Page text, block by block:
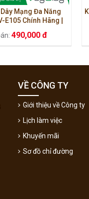
Mạng Đa Năng
E105 Chính Hãng |
490,000 đ
VỀ CÔNG TY
Giới thiệu về Công ty
Lịch làm việc
Khuyến mãi
Sơ đồ chỉ đường